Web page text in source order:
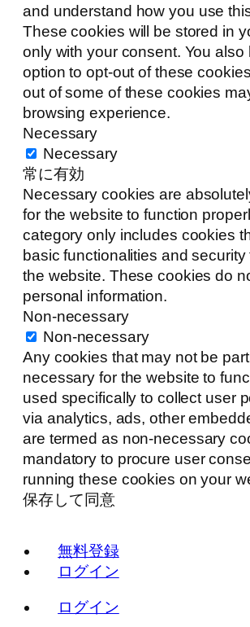
and understand how you use
These cookies will be stored in
only with your consent. You also
option to opt-out of these
out of some of these cookies
browsing experience.
Necessary
Necessary
常に有効
Necessary cookies are
for the website to function
category only includes cookies
basic functionalities and security
the website. These cookies do
personal information.
Non-necessary
Non-necessary
Any cookies that may not be
necessary for the website to
used specifically to collect user
via analytics, ads, other
are termed as non-necessary
mandatory to procure user
running these cookies on your
保存して同意
無料登録
ログイン
ログイン